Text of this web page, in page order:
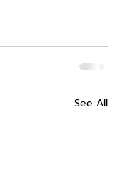
See All